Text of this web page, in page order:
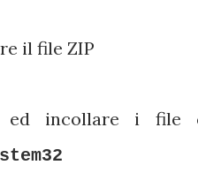
il file ZIP
incollare i file